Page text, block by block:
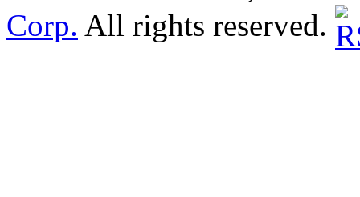
Corp. All rights reserved.